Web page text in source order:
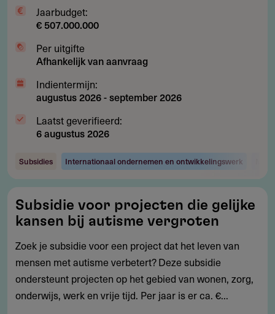
rampenJaarbudget:
€ 507.000.000
Per uitgifte
Afhankelijk van aanvraag
Indientermijn:
augustus 2026-september 2026
Laatst geverifieerd:
6 augustus 2026
Subsidies Internationaal ondernemen en ontwikkelingswerk
voor
projecten
die
gelijke
kansen
bij
Subsidie voor projecten die gelijke
kansen bij autisme vergroten
Zoek je subsidie voor een project dat het leven van
mensen met autisme verbetert? Deze subsidie
ondersteunt projecten op het gebied van wonen, zorg,
onderwijs, werk en vrije tijd. Per jaar is er ca. €...